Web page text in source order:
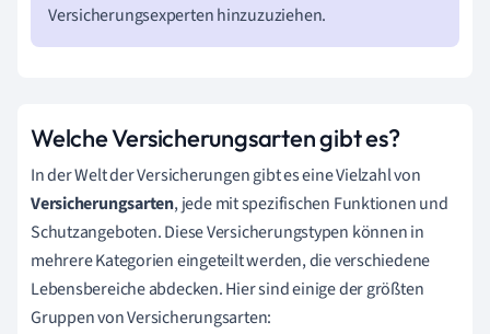
Versicherungsexperten hinzuzuziehen.
Welche Versicherungsarten gibt es?
In der Welt der Versicherungen gibt es eine Vielzahl von
Versicherungsarten, jede mit spezifischen Funktionen und
Schutzangeboten. Diese Versicherungstypen können in
mehrere Kategorien eingeteilt werden, die verschiedene
Lebensbereiche abdecken. Hier sind einige der größten
Gruppen von Versicherungsarten: